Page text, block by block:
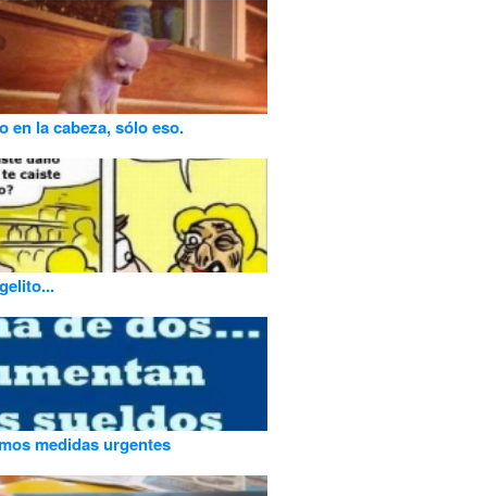
en la cabeza, sólo eso.
medidas urgentes